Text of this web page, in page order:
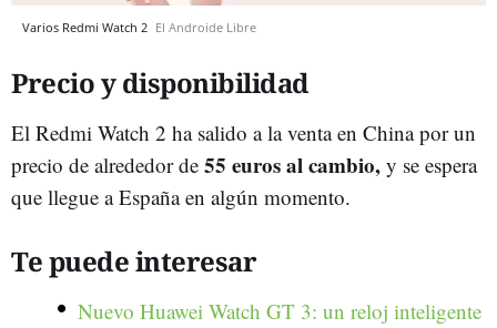
Varios Redmi Watch 2 El Androide Libre
Precio y disponibilidad
El Redmi Watch 2 ha salido a la venta en China por un
precio de alrededor de 55 euros al cambio, y se espera
que llegue a España en algún momento.
Te puede interesar
Nuevo Huawei Watch GT 3: un reloj inteligente